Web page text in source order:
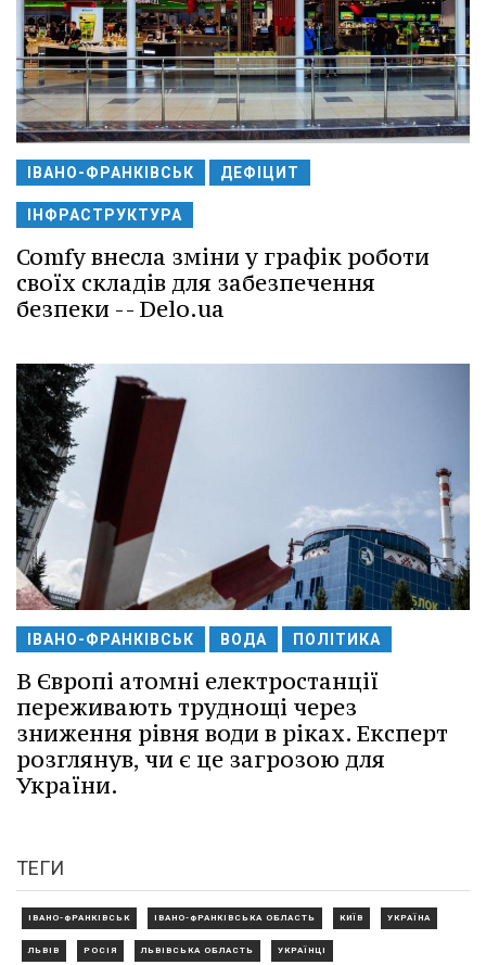
ІВАНО-ФРАНКІВСЬК ДЕФІЦИТ
ІНФРАСТРУКТУРА
Comfy внесла зміни у графік роботи
своїх складів для забезпечення
безпеки -- Delo.ua
ІВАНО-ФРАНКІВСЬК ВОДА ПОЛІТИКА
В Європі атомні електростанції
переживають труднощі через
зниження рівня води в ріках. Експерт
розглянув, чи є це загрозою для
України.
ТЕГИ
ІВАНО-ФРАНКІВСЬК ІВАНО-ФРАНКІВСЬКА ОБЛАСТЬ КИЇВ УКРАЇНА
ЛЬВІВ РОСІЯ ЛЬВІВСЬКА ОБЛАСТЬ УКРАЇНЦІ